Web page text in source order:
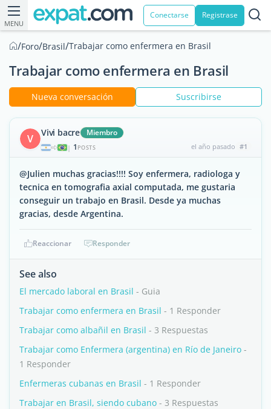
MENU
Conectarse Registrase
/Foro/Brasil/Trabajar como enfermera en Brasil
Trabajar como enfermera en Brasil
Nueva conversación Suscribirse
V Vivi bacre Miembro
| 1 POSTS el año pasado #1
@Julien muchas gracias!!!! Soy enfermera, radiologa y
tecnica en tomografia axial computada, me gustaria
conseguir un trabajo en Brasil. Desde ya muchas
gracias, desde Argentina.
Reaccionar Responder
See also
El mercado laboral en Brasil - Guia
Trabajar como enfermera en Brasil - 1 Responder
Trabajar como albañil en Brasil - 3 Respuestas
Trabajar como Enfermera (argentina) en Río de Janeiro -
1 Responder
Enfermeras cubanas en Brasil - 1 Responder
Trabajar en Brasil, siendo cubano - 3 Respuestas